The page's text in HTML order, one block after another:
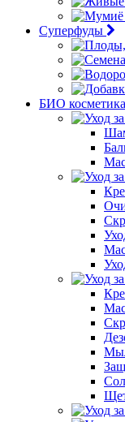
Суперфуды
БИО косметика